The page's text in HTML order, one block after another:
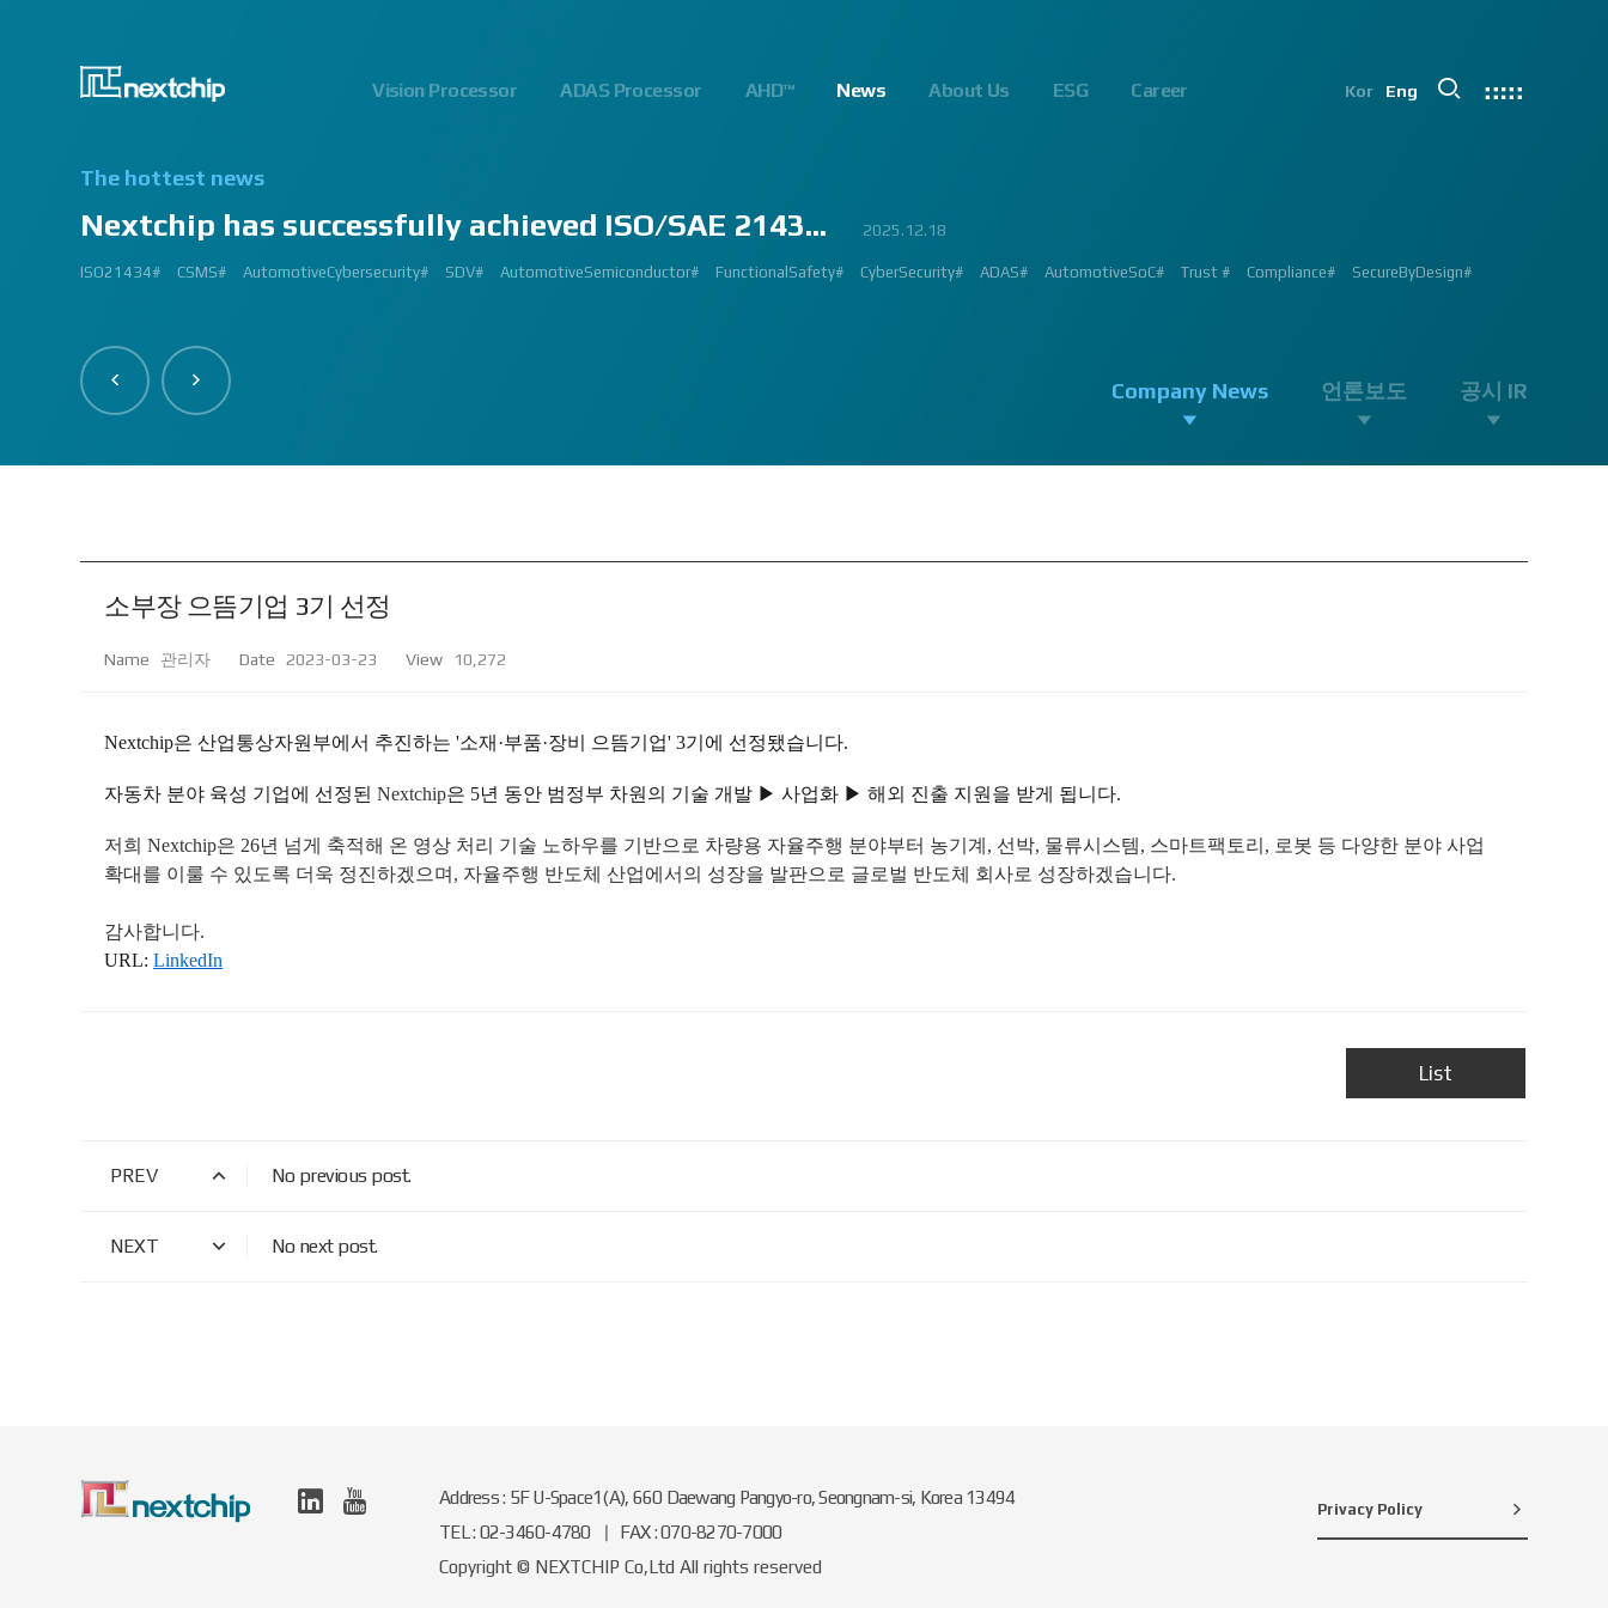
Kor Eng
Vision Processor ADAS Processor AHD™ News About Us ESG Career
The hottest news
Nextchip has successfully achieved ISO/SAE 2143... 2025.12.18
ISO21434# CSMS# AutomotiveCybersecurity# SDV# AutomotiveSemiconductor# FunctionalSafety# CyberSecurity# ADAS# AutomotiveSoC# Trust # Compliance# SecureByDesign#
2025.07.24
AutomatedDriving# aiMotive# Nextchip# ADAS# Partnership# AutomotiveInnovation#
2025.06.18
GlobalSmallGiants# Nextchip# AutomotiveSemiconductor# GlobalInnovation# Korea1000Plus#
2024.12.09 2024.10.14
2024.07.10
2024.06.03 2023.08.18
Automotive# Nextchip# Processors# Sensors# Summit#
2023.08.01
#CMMI #DEV #MaturityModel #LV3 #Appraisal #VWAY#
2023.03.23
#VisionProfessional #Automotive #Semiconductor #ImageSignalProcessing #ISP #ADAS #SoC #소부장 #으뜸기업 #AutonomousDriving #nextchip#
2023.03.22
#Upcoming #Event #Exhibition #Edge AI and Vision Alliance #Innovation #Forum #APACHE5 #Edge #Processor #AI #CNN #Object Detection #ADAS #AD #DMS #OMS #BSD #BSIS #FSD #APACHE_U #PHOENIX
2023.03.13
#Edge AI and Vision Alliance #AutoSens #Upcoming #Event #Exhibition #Detroit #Santa Clara #Edge #AI #In-cabin #Technology #ADAS #Edge Processor #Vision #Professional#
2023.03.09
#2023 #신상 #복지제도 #선택적 복지비 #여행 #교통비 #항공권 #숙박 #워터파크 #놀이동산 #여가활동 #문화생활 #가족 #콘텐츠 렌즈 구매도 가능#
2023.03.02
#Vision Professional #복리후생제도 #시차 출퇴근 제도 #자율 출퇴근 제도 #근무시간 #9 to 6 #Working Hour #Flexible hours #nextchip #ADAS #Semiconductor #채용 공고 #모집 공고 #판교 #행복한 직장생활#
2023.03.02
#삼일절 #대한독립만세#
2023.03.02
#대전 #퓨처모빌리티 #KAIST #KAAMI #KATECH #넥스트칩 #NEXTCHIP #자율주행 #VISION #PROCESSING #ISP #CFA #AUTONOMOUS #ADAS #AD #SOC #대전은성심당#
2023.02.27
#Edge #AI #Vision #AI #ADAS #SoC #ISP #NPU #Semiconductor #Automotive #Autonomous #CNN #NN #Vision #Professional #Upcoming #Event #Exhibition#
2023.02.27
#Vision Professional #nextchip #복리후생제도 #채용공고 #채용안내 #ISP #Semiconductor #ADAS #AHD #World-class ISP #World-best ISP#
2023.02.24 2023.02.23
#Edge #AI #Vision #AI #ADAS #SoC #ISP #NPU #Semiconductor #Automotive #Autonomous #CNN #NN #Vision #Professional #Upcoming #Event #Exhibition#
2023.02.23
2023 신년 워크샵# 넥스트칩# 복지제도 #
2023.01.27
2023.01.26
#Automotive #Autonomous #ISP #Vision #Professional #nextchip #World #class #ISP #Image #Signal #Processing #HDR #8MP #CFA #RGGB #RGB #IR #Exhibition #Tokyo Big Sight #Japan #Semiconductor#
2023.01.12
CES# ISP# ADAS# VISION PROFESSIONAL# NEXTCHIP# IMAGE SIGNAL PROCESSOR# VISION BASED PROCESSOR# APACHE_U# PHOENIX# APACHE5#
2022.12.12
#Vision #Professional | #NEXTCHIP CO.# LTD. #Real #Edge #AI #Processor #Nextchip #Future #Vision #ISP #ADAS #NPU #Exhibition #AHD #Semiconductor #Computer #Vision#
2022.09.26
#izb #vw #international #supplier #fair #germany #wolfsburg #allerpark #hall3 #3419A #isp #semiconductor #automotive #camera #sensing #adas #dms #dsm #apache5 #aeb #apacheU #rccg #cfa #color
Company News 언론보도 공시 IR
소부장 으뜸기업 3기 선정
Name 관리자 Date 2023-03-23 View 10,272
Nextchip은 산업통상자원부에서 추진하는 '소재·부품·장비 으뜸기업' 3기에 선정됐습니다.
자동차 분야 육성 기업에 선정된 Nextchip은 5년 동안 범정부 차원의 기술 개발 ▶ 사업화 ▶ 해외 진출 지원을 받게 됩니다.
저희 Nextchip은 26년 넘게 축적해 온 영상 처리 기술 노하우를 기반으로 차량용 자율주행 분야부터 농기계, 선박, 물류시스템, 스마트팩토리, 로봇 등 다양한 분야 사업
확대를 이룰 수 있도록 더욱 정진하겠으며, 자율주행 반도체 산업에서의 성장을 발판으로 글로벌 반도체 회사로 성장하겠습니다.
감사합니다.
URL:LinkedIn
List
PREV No previous post.
NEXT No next post.
Address : 5F U-Space1(A), 660 Daewang Pangyo-ro, Seongnam-si, Korea 13494
TEL : 02-3460-4780
FAX : 070-8270-7000
Copyright © NEXTCHIP Co,Ltd All rights reserved
Privacy Policy